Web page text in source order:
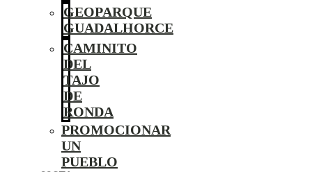
GEOPARQUE
GUADALHORCE
CAMINITO
DEL
TAJO
DE
RONDA
PROMOCIONAR
UN
PUEBLO